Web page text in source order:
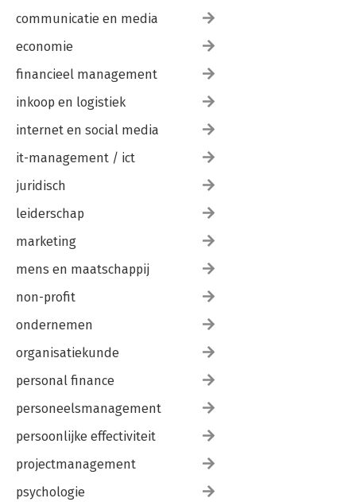
communicatie en media
economie
financieel management
inkoop en logistiek
internet en social media
it-management / ict
juridisch
leiderschap
marketing
mens en maatschappij
non-profit
ondernemen
organisatiekunde
personal finance
personeelsmanagement
persoonlijke effectiviteit
projectmanagement
psychologie